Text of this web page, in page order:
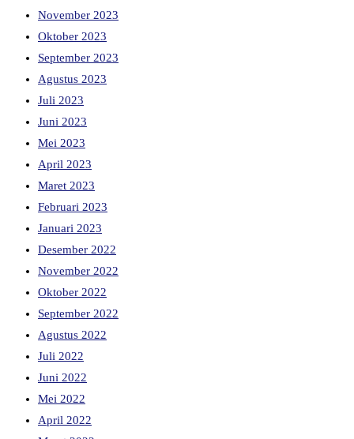
November 2023
Oktober 2023
September 2023
Agustus 2023
Juli 2023
Juni 2023
Mei 2023
April 2023
Maret 2023
Februari 2023
Januari 2023
Desember 2022
November 2022
Oktober 2022
September 2022
Agustus 2022
Juli 2022
Juni 2022
Mei 2022
April 2022